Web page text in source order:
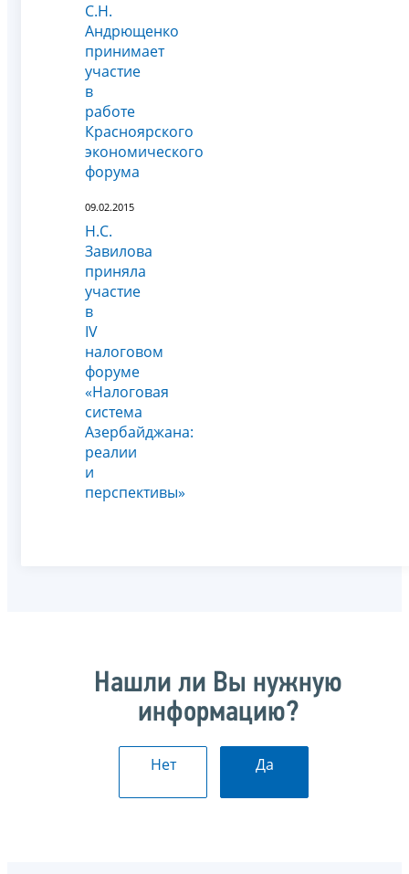
С.Н.
Андрющенко
принимает
участие
в
работе
Красноярского
экономического
форума
09.02.2015
Н.С.
Завилова
приняла
участие
в
IV
налоговом
форуме
«Налоговая
система
Азербайджана:
реалии
и
перспективы»
Нашли ли Вы нужную
информацию?
Нет Да